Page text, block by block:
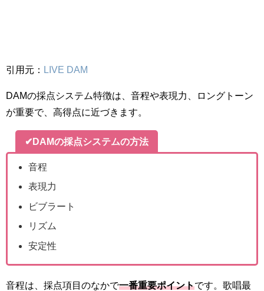
引用元： LIVE DAM
DAMの採点システム特徴は、音程や表現力、ロングトーン
が重要で、高得点に近づきます。
✔DAMの採点システムの方法
音程
表現力
ビブラート
リズム
安定性
音程は、採点項目のなかで一番重要ポイントです。歌唱最